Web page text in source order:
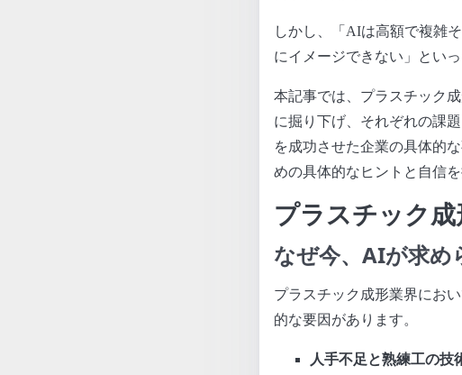
しかし、「AIは高額で複雑
にイメージできない」とい
本記事では、プラスチック
に掘り下げ、それぞれの課
を成功させた企業の具体的
めの具体的なヒントと自信を
プラスチック
なぜ今、AIが求め
プラスチック成形業界にお
的な要因があります。
人手不足と熟練工の技